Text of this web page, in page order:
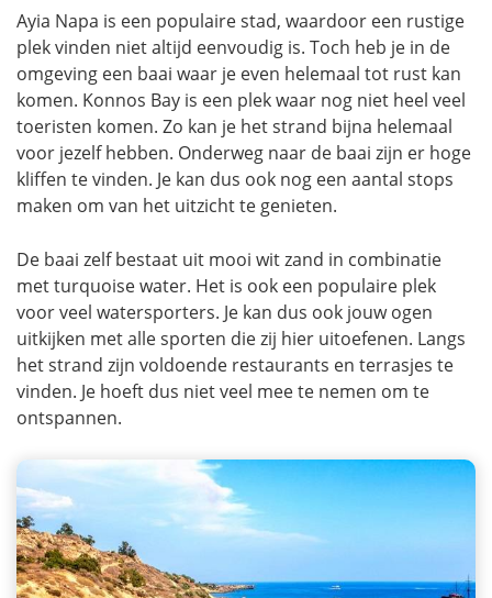
Ayia Napa is een populaire stad, waardoor een rustige
plek vinden niet altijd eenvoudig is. Toch heb je in de
omgeving een baai waar je even helemaal tot rust kan
komen. Konnos Bay is een plek waar nog niet heel veel
toeristen komen. Zo kan je het strand bijna helemaal
voor jezelf hebben. Onderweg naar de baai zijn er hoge
kliffen te vinden. Je kan dus ook nog een aantal stops
maken om van het uitzicht te genieten.
De baai zelf bestaat uit mooi wit zand in combinatie
met turquoise water. Het is ook een populaire plek
voor veel watersporters. Je kan dus ook jouw ogen
uitkijken met alle sporten die zij hier uitoefenen. Langs
het strand zijn voldoende restaurants en terrasjes te
vinden. Je hoeft dus niet veel mee te nemen om te
ontspannen.